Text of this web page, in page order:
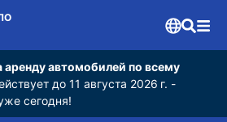
аренду автомобилей по всему
до 11 августа 2026 г. -
сегодня!